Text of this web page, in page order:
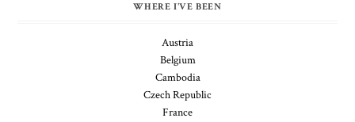
WHERE I'VE BEEN
Austria
Belgium
Cambodia
Czech Republic
France